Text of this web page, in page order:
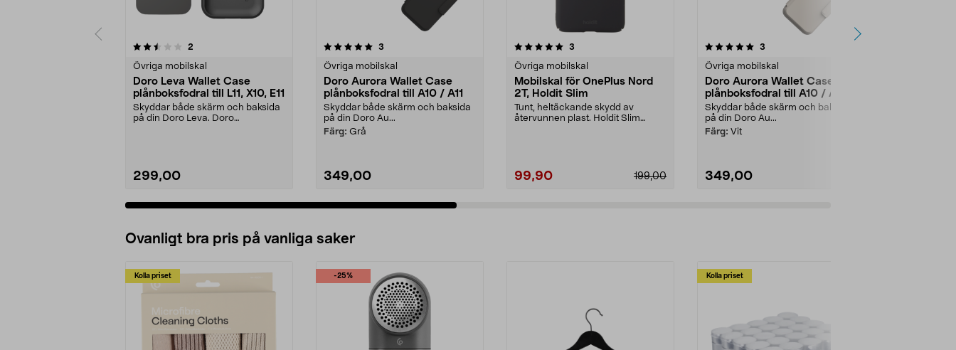
2
Övriga mobilskal
Doro Leva Wallet Case
plånboksfodral till L11, X10, E11
Skyddar både skärm och baksida
på din Doro Leva. Doro
299,00
5.0 av 5 stjärnor 3
Övriga mobilskal
Doro Aurora Wallet Case
plånboksfodral till A10 / A11
Skyddar både skärm och baksida
på din Doro Au...
Färg: Grå
349,00
5.0 av 5 stjärnor 3
Övriga mobilskal
Mobilskal för OnePlus Nord
2T, Holdit Slim
Tunt, heltäckande skydd av
återvunnen plast. Holdit Slim
99,90 199,00
5.0 av 5 stjärnor 3
Övriga mobilskal
Doro Aurora Wallet Case
plånboksfodral till A10 / A11
Skyddar både skärm och baksida
på din Doro Au...
Färg: Vit
349,00
5.0 av 5 stjärnor
Ovanligt bra pris på vanliga saker
Kolla priset -25% Kolla priset